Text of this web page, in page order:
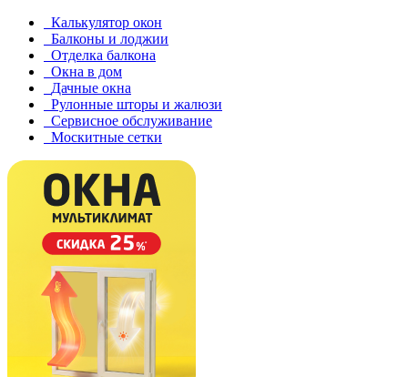
Калькулятор окон
Балконы и лоджии
Отделка балкона
Окна в дом
Дачные окна
Рулонные шторы и жалюзи
Сервисное обслуживание
Москитные сетки